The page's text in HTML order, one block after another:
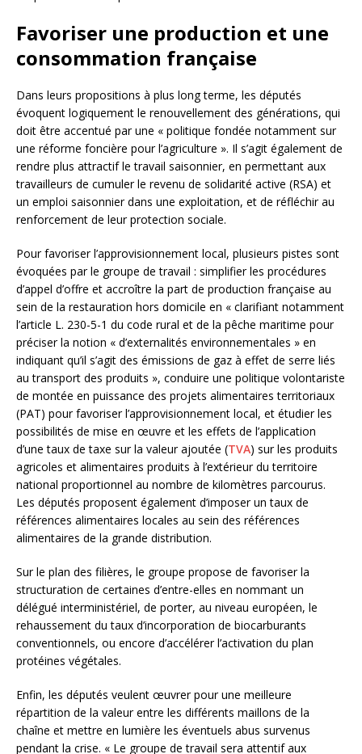
Favoriser une production et une
consommation française
Dans leurs propositions à plus long terme, les députés
évoquent logiquement le renouvellement des générations, qui
doit être accentué par une « politique fondée notamment sur
une réforme foncière pour l’agriculture ». Il s’agit également de
rendre plus attractif le travail saisonnier, en permettant aux
travailleurs de cumuler le revenu de solidarité active (RSA) et
un emploi saisonnier dans une exploitation, et de réfléchir au
renforcement de leur protection sociale.
Pour favoriser l’approvisionnement local, plusieurs pistes sont
évoquées par le groupe de travail : simplifier les procédures
d’appel d’offre et accroître la part de production française au
sein de la restauration hors domicile en « clarifiant notamment
l’article L. 230-5-1 du code rural et de la pêche maritime pour
préciser la notion « d’externalités environnementales » en
indiquant qu’il s’agit des émissions de gaz à effet de serre liés
au transport des produits », conduire une politique volontariste
de montée en puissance des projets alimentaires territoriaux
(PAT) pour favoriser l’approvisionnement local, et étudier les
possibilités de mise en œuvre et les effets de l’application
d’une taux de taxe sur la valeur ajoutée (TVA) sur les produits
agricoles et alimentaires produits à l’extérieur du territoire
national proportionnel au nombre de kilomètres parcourus.
Les députés proposent également d’imposer un taux de
références alimentaires locales au sein des références
alimentaires de la grande distribution.
Sur le plan des filières, le groupe propose de favoriser la
structuration de certaines d’entre-elles en nommant un
délégué interministériel, de porter, au niveau européen, le
rehaussement du taux d’incorporation de biocarburants
conventionnels, ou encore d’accélérer l’activation du plan
protéines végétales.
Enfin, les députés veulent œuvrer pour une meilleure
répartition de la valeur entre les différents maillons de la
chaîne et mettre en lumière les éventuels abus survenus
pendant la crise. « Le groupe de travail sera attentif aux